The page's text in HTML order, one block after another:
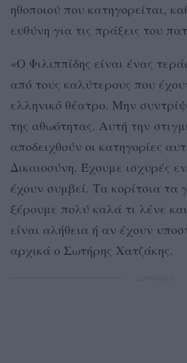
ηθοποιού που κατηγορείται,
ευθύνη για τις πράξεις του
«Ο Φιλιππίδης είναι ένας
από τους καλύτερους που
ελληνικό θέατρο. Μην
της αθωότητας. Αυτή την
αποδειχθούν οι κατηγορίες
Δικαιοσύνη. Έχουμε ισχυρές
έχουν συμβεί. Τα κορίτσια τα
ξέρουμε πολύ καλά τι λένε
είναι αλήθεια ή αν έχουν
αρχικά ο Σωτήρης Χατζάκης.